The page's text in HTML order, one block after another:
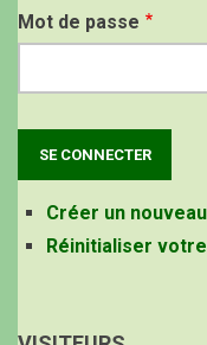
Mot de passe
Créer un
Réinitialiser